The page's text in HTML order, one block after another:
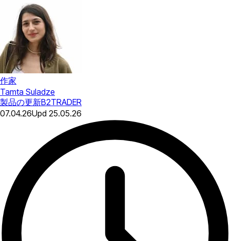
作家
Tamta Suladze
製品の更新B2TRADER
07.04.26Upd 25.05.26